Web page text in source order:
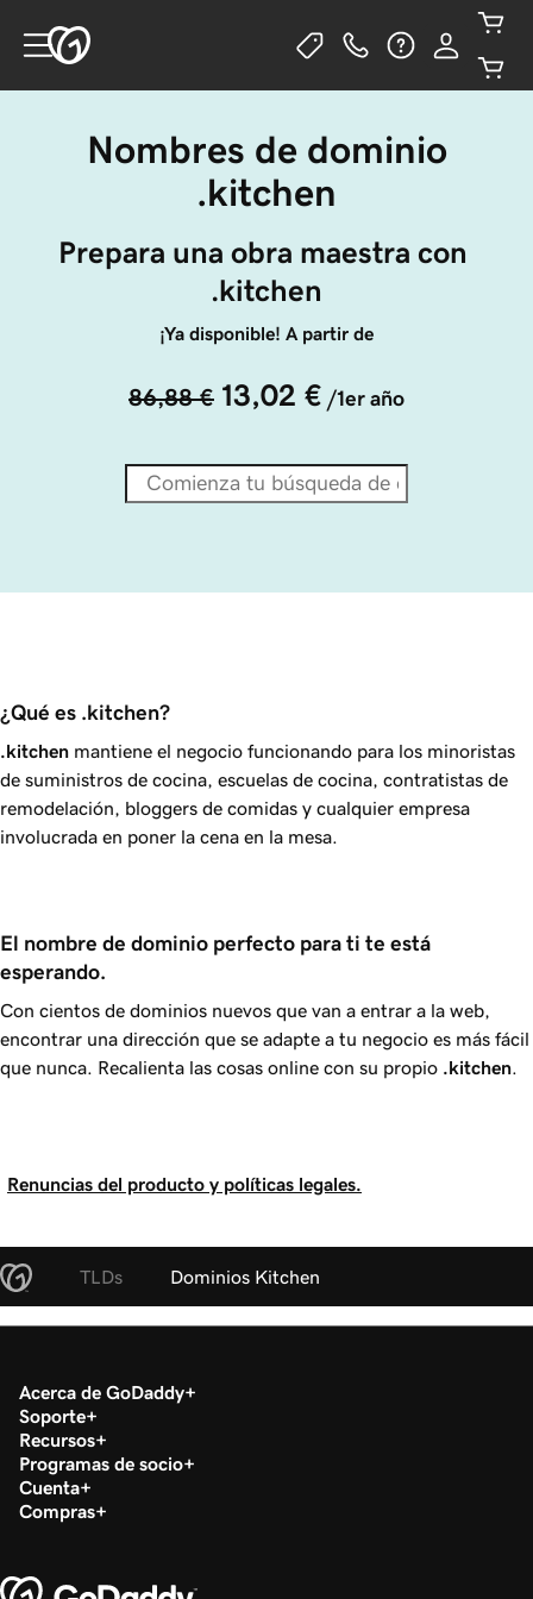
Nombres de dominio
.kitchen
Prepara una obra maestra con
.kitchen
¡Ya disponible! A partir de
86,88 € 13,02 € /1er año
¿Qué es .kitchen?
.kitchen mantiene el negocio funcionando para los minoristas
de suministros de cocina, escuelas de cocina, contratistas de
remodelación, bloggers de comidas y cualquier empresa
involucrada en poner la cena en la mesa.
El nombre de dominio perfecto para ti te está
esperando.
Con cientos de dominios nuevos que van a entrar a la web,
encontrar una dirección que se adapte a tu negocio es más fácil
que nunca. Recalienta las cosas online con su propio .kitchen
Renuncias del producto y políticas legales.
TLDs Dominios Kitchen
Acerca de GoDaddy
Soporte
Recursos
Programas de socio
Cuenta
Compras